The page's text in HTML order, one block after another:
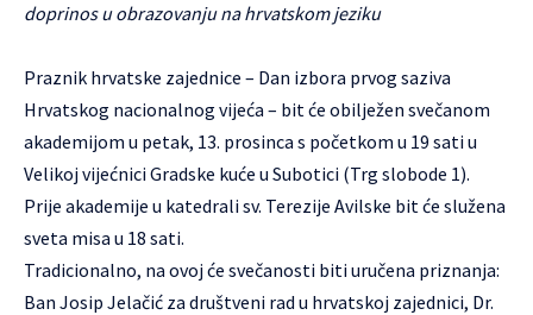
doprinos u obrazovanju na hrvatskom jeziku
Praznik hrvatske zajednice – Dan izbora prvog saziva
Hrvatskog nacionalnog vijeća – bit će obilježen svečanom
akademijom u petak, 13. prosinca s početkom u 19 sati u
Velikoj vijećnici Gradske kuće u Subotici (Trg slobode 1).
Prije akademije u katedrali sv. Terezije Avilske bit će služena
sveta misa u 18 sati.
Tradicionalno, na ovoj će svečanosti biti uručena priznanja:
Ban Josip Jelačić za društveni rad u hrvatskoj zajednici, Dr.